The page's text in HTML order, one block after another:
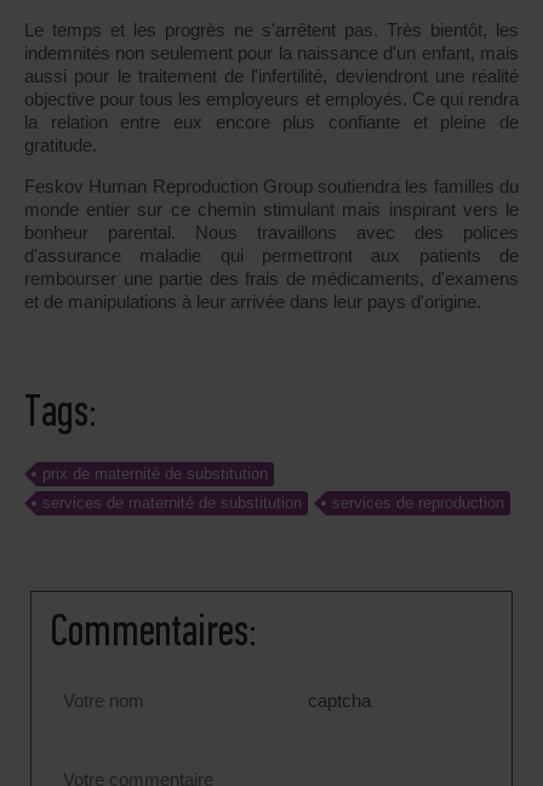
Le temps et les progrès ne s'arrêtent pas. Très bientôt, les
indemnités non seulement pour la naissance d'un enfant, mais
aussi pour le traitement de l'infertilité, deviendront une réalité
objective pour tous les employeurs et employés. Ce qui rendra
la relation entre eux encore plus confiante et pleine de
gratitude.
Feskov Human Reproduction Group soutiendra les familles du
monde entier sur ce chemin stimulant mais inspirant vers le
bonheur parental. Nous travaillons avec des polices
d'assurance maladie qui permettront aux patients de
rembourser une partie des frais de médicaments, d'examens
et de manipulations à leur arrivée dans leur pays d'origine.
Tags:
prix de maternité de substitution
services de maternité de substitution
services de reproduction
Сommentaires:
captcha